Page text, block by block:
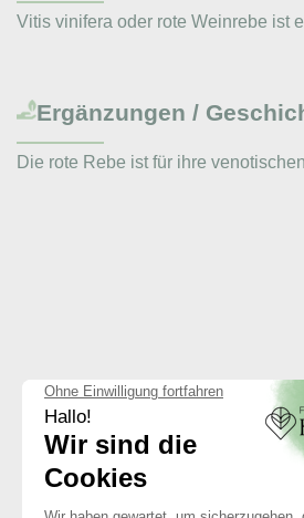
Vitis vinifera oder rote Weinrebe ist
Ergänzungen /
Die rote Rebe ist für ihre